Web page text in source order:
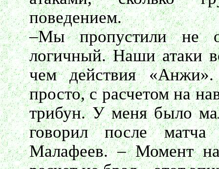
поведением.
–Мы пропустили не
логичный. Наши атаки
чем действия «Анжи».
просто, с расчетом на
трибун. У меня было
говорил после матча
Малафеев. – Момент